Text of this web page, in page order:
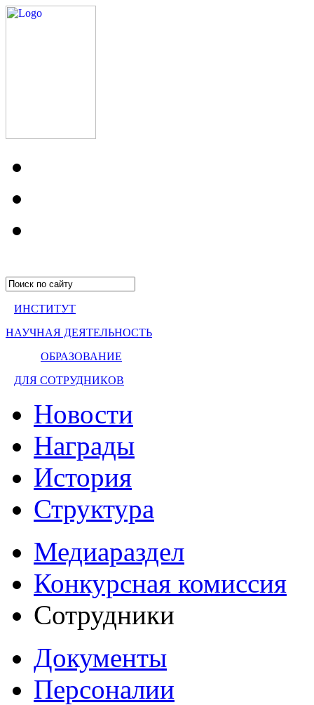
ИНСТИТУТ
НАУЧНАЯ ДЕЯТЕЛЬНОСТЬ
ОБРАЗОВАНИЕ
ДЛЯ СОТРУДНИКОВ
Новости
Награды
История
Структура
Медиараздел
Конкурсная комиссия
Сотрудники
Документы
Персоналии